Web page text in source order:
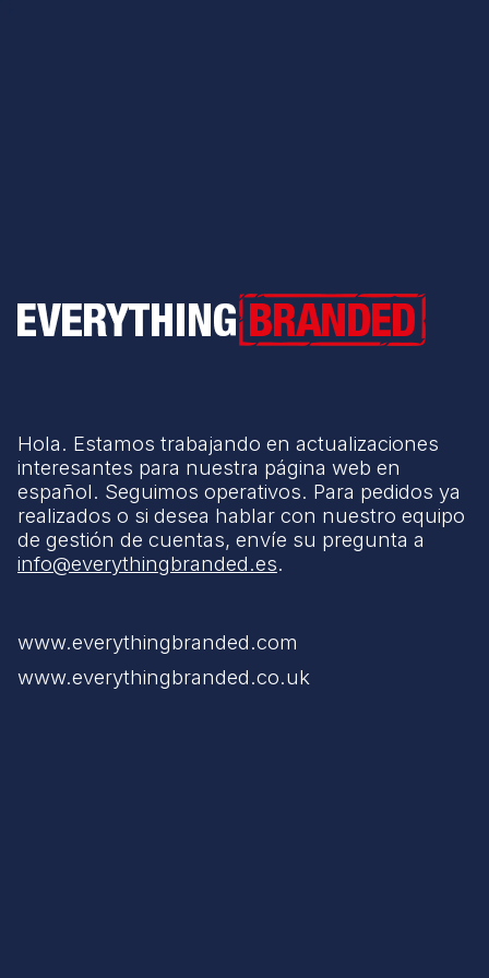
Everything Branded
Hola. Estamos trabajando en actualizaciones
interesantes para nuestra página web en
español. Seguimos operativos. Para pedidos ya
realizados o si desea hablar con nuestro equipo
de gestión de cuentas, envíe su pregunta a
info@everythingbranded.es.
www.everythingbranded.com
www.everythingbranded.co.uk